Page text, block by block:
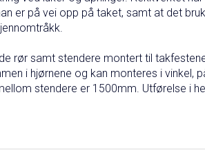
er på vei opp på taket, samt at det
rør samt stendere montert til
i hjørnene og kan monteres i vinkel,
stendere er 1500mm. Utførelse i